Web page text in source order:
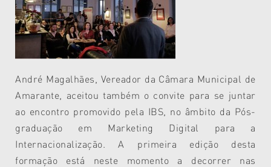
André Magalhães, Vereador da Câmara Municipal de
Amarante, aceitou também o convite para se juntar
ao encontro promovido pela IBS, no âmbito da Pós-
graduação em Marketing Digital para a
Internacionalização. A primeira edição desta
formação está neste momento a decorrer nas